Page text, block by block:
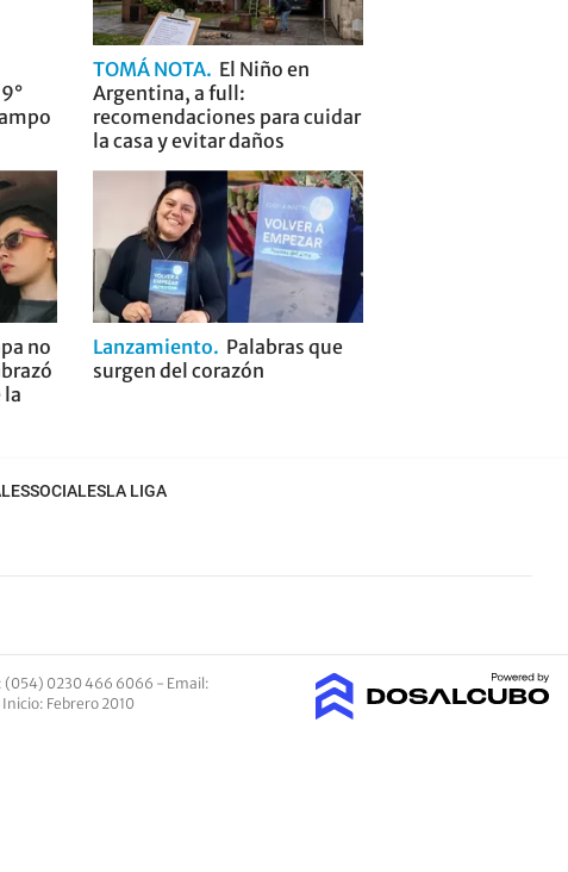
TOMÁ NOTA
El Niño en
Argentina, a full:
recomendaciones para cuidar
la casa y evitar daños
no
la
Lanzamiento
Palabras que
surgen del corazón
SOCIALESLA LIGA
: (054) 0230 466 6066 - Email:
Inicio: Febrero 2010